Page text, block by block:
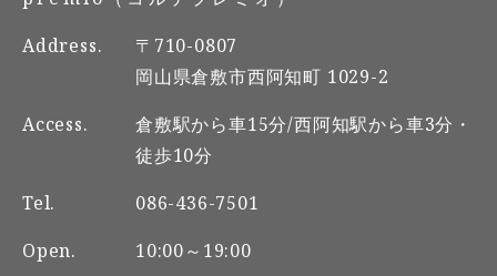
Address.
〒710-0807
岡山県倉敷市西阿知町 1029-2
Access.
倉敷駅から車15分/西阿知駅から車3分・
徒歩10分
Tel.
086-436-7501
Open.
10:00～19:00